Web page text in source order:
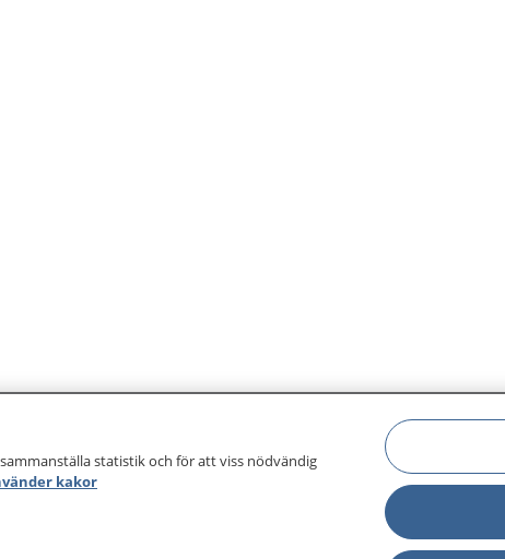
statistik och för att viss nödvändig
kakor